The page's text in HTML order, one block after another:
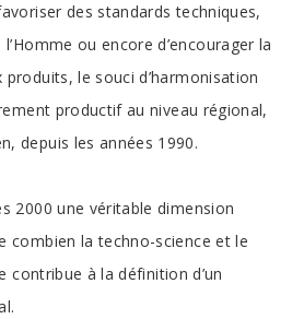
des standards techniques,
ou encore d’encourager la
le souci d’harmonisation
productif au niveau régional,
depuis les années 1990.
2000 une véritable dimension
combien la techno-science et le
contribue à la définition d’un